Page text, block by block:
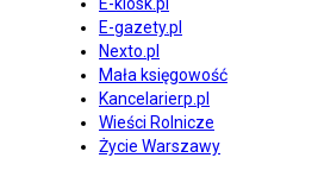
E-gazety.pl
Nexto.pl
Mała księgowość
Kancelarierp.pl
Wieści Rolnicze
Życie Warszawy